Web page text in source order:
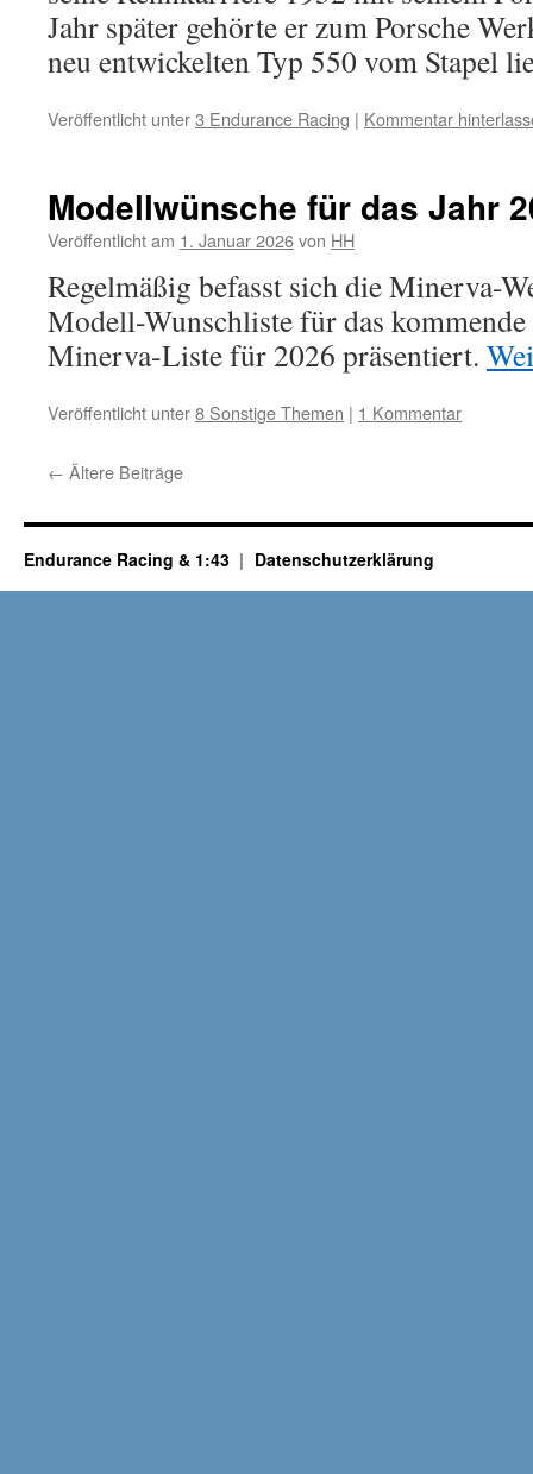
Jahr später gehörte er zum Porsche
neu entwickelten Typ 550 vom Stapel
Veröffentlicht unter3 Endurance Racing | Kommentar
Modellwünsche für das Jahr
Veröffentlicht am 1. Januar 2026von HH
Regelmäßig befasst sich die Minerva-
Modell-Wunschliste für das
Minerva-Liste für 2026 präsentiert.
Veröffentlicht unter8 Sonstige Themen | 1 Kommentar
← Ältere Beiträge
Endurance Racing & 1:43 Datenschutzerklärung